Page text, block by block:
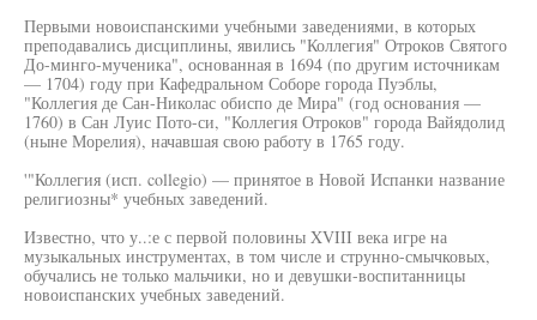
Первыми новоиспанскими учебными заведениями, в которых
преподавались дисциплины, явились "Коллегия" Отроков Святого
До-минго-мученика", основанная в 1694 (по другим источникам
— 1704) году при Кафедральном Соборе города Пуэблы,
"Коллегия де Сан-Николас обиспо де Мира" (год основания —
1760) в Сан Луис Пото-си, "Коллегия Отроков" города Вайядолид
(ныне Морелия), начавшая свою работу в 1765 году.
'"Коллегия (исп. collegio) — принятое в Новой Испанки название
религиозны* учебных заведений.
Известно, что у..:е с первой половины XVIII века игре на
музыкальных инструментах, в том числе и струнно-смычковых,
обучались не только мальчики, но и девушки-воспитанницы
новоиспанских учебных заведений.